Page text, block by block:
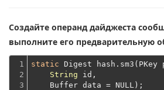
Создайте операнд дайджеста
выполните его предварительную
1
2
3
static Digest hash.sm3(PKey
String id,
    Buffer data = NULL);